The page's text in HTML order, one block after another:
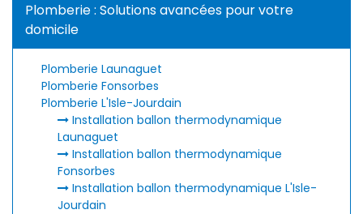
Plomberie : Solutions avancées pour votre
domicile
Plomberie Launaguet
Plomberie Fonsorbes
Plomberie L'Isle-Jourdain
Installation ballon thermodynamique
Launaguet
Installation ballon thermodynamique
Fonsorbes
Installation ballon thermodynamique L'Isle-
Jourdain